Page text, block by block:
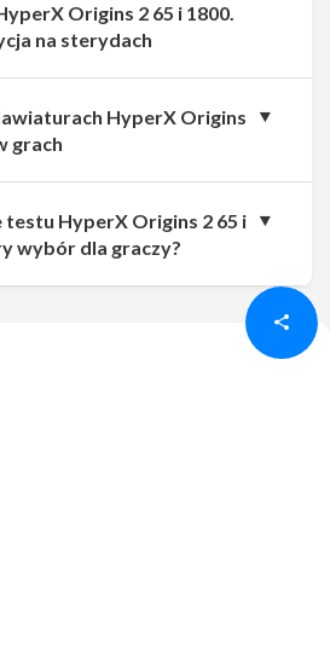
Udostępnij
Origins 2 65 i 1800.
na sterydach
HyperX Origins
grach
testu HyperX Origins 2 65 i
wybór dla graczy?